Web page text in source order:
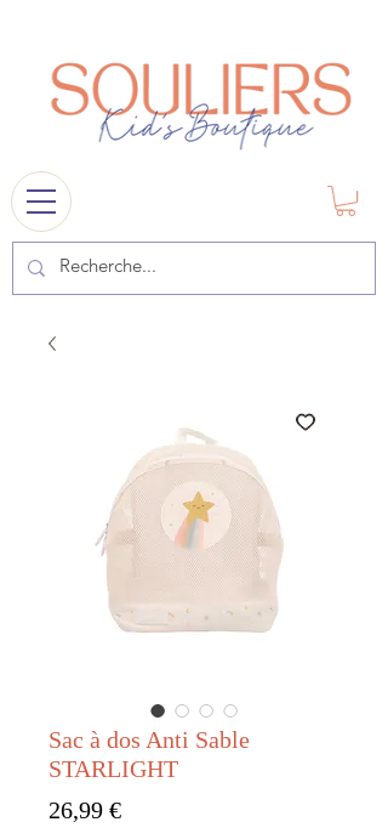
souliers 1841@gmail.com
Sac à dos Anti Sable
STARLIGHT
26,99 €Prix